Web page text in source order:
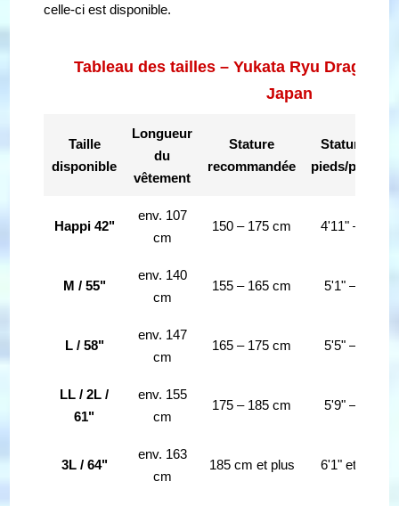
celle-ci est disponible.
Tableau des tailles – Yukata Ryu Dragon
Japan
Taille
disponible
Longueur
du
vêtement
Stature
recommandée
Stature en
pieds/pouces
Happi 42"
env. 107
cm
150 – 175 cm 4'11" – 5'9"
M / 55"
env. 140
cm
155 – 165 cm 5'1" – 5'5"
L / 58"
env. 147
cm
165 – 175 cm 5'5" – 5'9"
LL / 2L /
61"
env. 155
cm
175 – 185 cm 5'9" – 6'1"
3L / 64"
env. 163
cm
185 cm et plus 6'1" et plus